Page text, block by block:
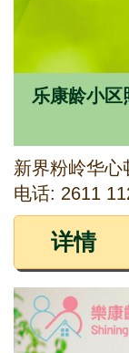
乐康龄小区
新界粉岭华心
电话: 2611
详情